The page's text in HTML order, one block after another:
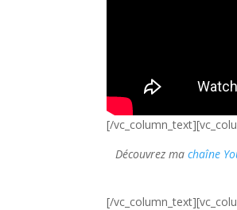
[/
Découvrez machaîne
[/